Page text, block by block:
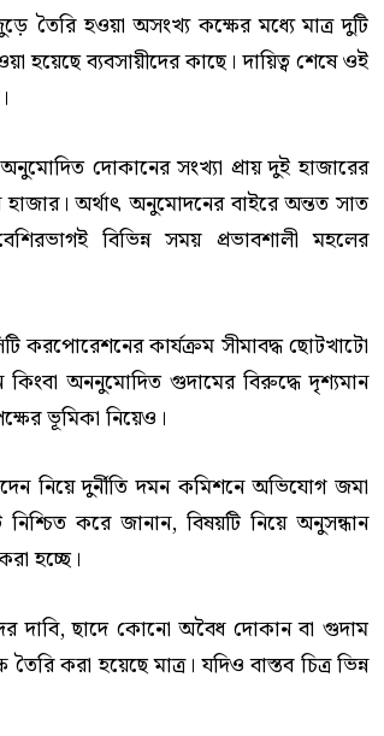
তৈরি হওয়া অসংখ্য কক্ষের মধ্যে মাত্র দুটি
হয়েছে ব্যবসায়ীদের কাছে। দায়িত্ব শেষে ওই
দোকানের সংখ্যা প্রায় দুই হাজারের
হাজার। অর্থাৎ অনুমোদনের বাইরে অন্তত সাত
বিভিন্ন সময় প্রভাবশালী মহলের
করপোরেশনের কার্যক্রম সীমাবদ্ধ ছোটখাটো
অননুমোদিত গুদামের বিরুদ্ধে দৃশ্যমান
ভূমিকা নিয়েও।
নিয়ে দুর্নীতি দমন কমিশনে অভিযোগ জমা
করে জানান, বিষয়টি নিয়ে অনুসন্ধান
হচ্ছে।
দাবি, ছাদে কোনো অবৈধ দোকান বা গুদাম
করা হয়েছে মাত্র। যদিও বাস্তব চিত্র ভিন্ন